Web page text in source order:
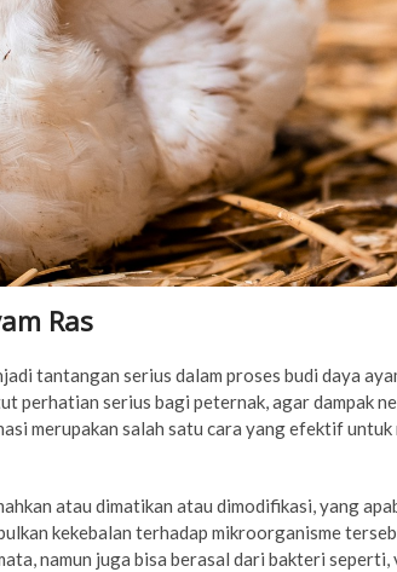
Ras
tantangan serius dalam proses budi daya
perhatian serius bagi peternak, agar dampak
merupakan salah satu cara yang efektif
atau dimatikan atau dimodifikasi, yang
kekebalan terhadap mikroorganisme
namun juga bisa berasal dari bakteri